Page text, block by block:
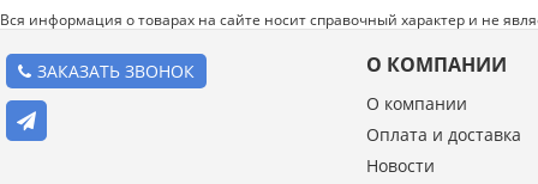
Вся информация о товарах на сайте носит справочный характер и не
ЗАКАЗАТЬ ЗВОНОК О КОМПАНИИ
О компании
Оплата и доставка
Новости